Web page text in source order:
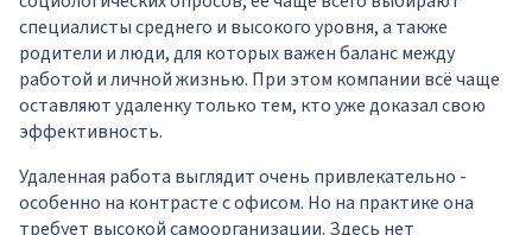
специалисты среднего и высокого уровня, а также
родители и люди, для которых важен баланс между
работой и личной жизнью. При этом компании всё чаще
оставляют удаленку только тем, кто уже доказал свою
эффективность.
Удаленная работа выглядит очень привлекательно -
особенно на контрасте с офисом. Но на практике она
требует высокой самоорганизации. Здесь нет